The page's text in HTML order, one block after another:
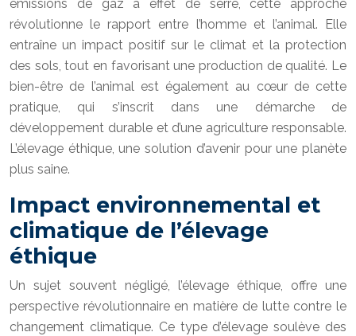
émissions de gaz à effet de serre, cette approche
révolutionne le rapport entre l’homme et l’animal. Elle
entraîne un impact positif sur le climat et la protection
des sols, tout en favorisant une production de qualité. Le
bien-être de l’animal est également au cœur de cette
pratique, qui s’inscrit dans une démarche de
développement durable et d’une agriculture responsable.
L’élevage éthique, une solution d’avenir pour une planète
plus saine.
Impact environnemental et
climatique de l’élevage
éthique
Un sujet souvent négligé, l’élevage éthique, offre une
perspective révolutionnaire en matière de lutte contre le
changement climatique. Ce type d’élevage soulève des